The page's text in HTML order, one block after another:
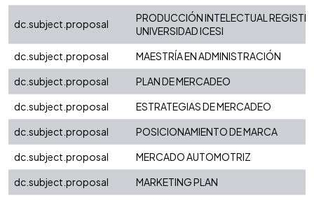
dc.subject.proposal
PRODUCCIÓN INTELECTUAL
UNIVERSIDAD ICESI
dc.subject.proposal
MAESTRÍA EN ADMINISTRACIÓN
dc.subject.proposal
PLAN DE MERCADEO
dc.subject.proposal
ESTRATEGIAS DE MERCADEO
dc.subject.proposal
POSICIONAMIENTO DE MARCA
dc.subject.proposal
MERCADO AUTOMOTRIZ
dc.subject.proposal
MARKETING PLAN